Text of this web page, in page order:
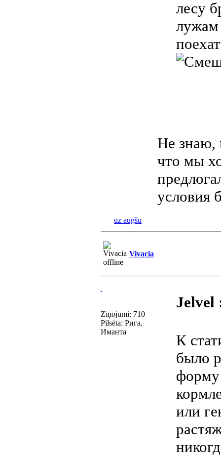
лесу
лужам
Не знаю,
что мы
условия
uz augšu
Vivacia
Ziņojumi: 710
Pilsēta: Рига,
Иманта
Jelvel
К
было
форму
или